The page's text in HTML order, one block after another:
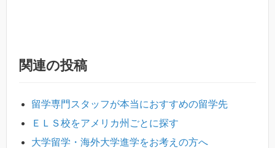
関連の投稿
留学専門スタッフが本当におすすめの留学先
ＥＬＳ校をアメリカ州ごとに探す
大学留学・海外大学進学をお考えの方へ